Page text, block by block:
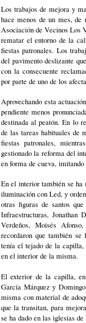
Los trabajos de mejora y
hace menos de un mes,
Asociación de Vecinos Los
rematar el entorno de la
fiestas patronales. Los
del pavimento deslizante
con la consecuente
por parte de uno de los
Aprovechando esta
pendiente menos
destinada al peatón. En lo
de las tareas habituales de
fiestas patronales,
gestionado la reforma del
en forma de cueva,
En el interior también se ha
iluminación con Led, y
otras figuras de santos
Infraestructuras, Jonathan
Verdeños, Moisés
recordaron que también
tenía el tejado de la capilla,
en el interior de la misma.
El exterior de la capilla,
García Márquez y
misma con material de
que la transitan, para
se ha dado en las iglesias